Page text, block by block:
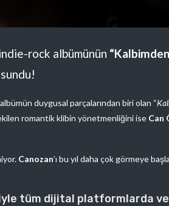
rock albümünün “Kalbimden
duygusal parçalarından biri olan “
romantik klibin yönetmenliğini ise Can
Canozan’ı bu yıl daha çok görmeye
tüm dijital platformlarda